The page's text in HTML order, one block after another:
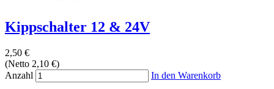
Kippschalter 12 & 24V
2,50 €
(Netto 2,10 €)
Anzahl
In den Warenkorb